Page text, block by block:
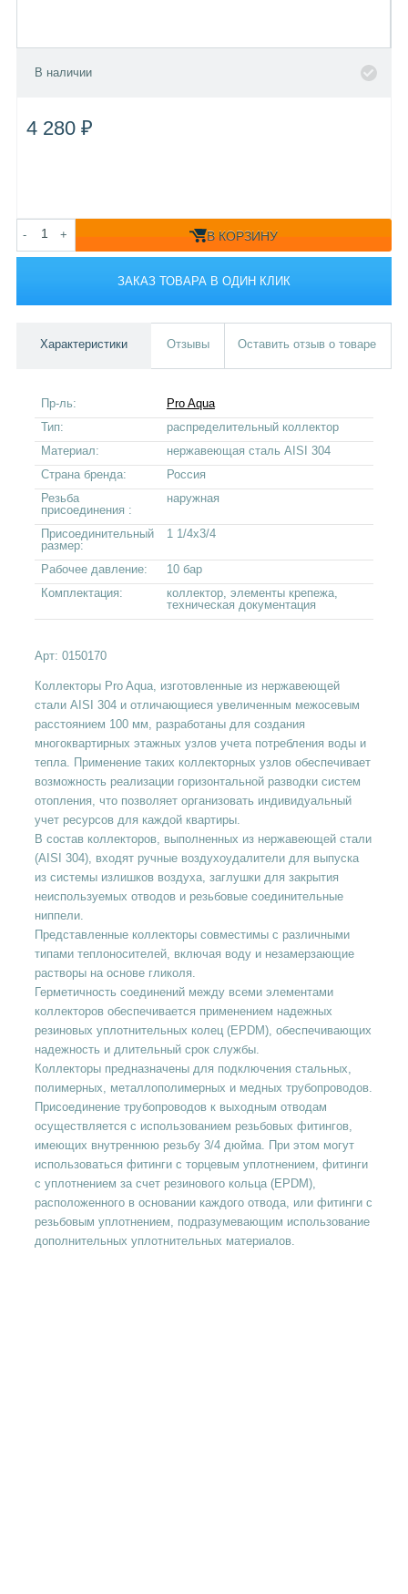
В наличии
4 280 ₽
- + В КОРЗИНУ
ЗАКАЗ ТОВАРА В ОДИН КЛИК
Характеристики Отзывы Оставить отзыв о товаре
Пр-ль:
Pro Aqua
Тип:
распределительный коллектор
Материал:
нержавеющая сталь AISI 304
Страна бренда:
Россия
Резьба
присоединения :
наружная
Присоединительный
размер:
1 1/4x3/4
Рабочее давление:
10 бар
Комплектация:
коллектор, элементы крепежа,
техническая документация
Арт: 0150170
Коллекторы Pro Aqua, изготовленные из нержавеющей
стали AISI 304 и отличающиеся увеличенным межосевым
расстоянием 100 мм, разработаны для создания
многоквартирных этажных узлов учета потребления воды и
тепла. Применение таких коллекторных узлов обеспечивает
возможность реализации горизонтальной разводки систем
отопления, что позволяет организовать индивидуальный
учет ресурсов для каждой квартиры.
В состав коллекторов, выполненных из нержавеющей стали
(AISI 304), входят ручные воздухоудалители для выпуска
из системы излишков воздуха, заглушки для закрытия
неиспользуемых отводов и резьбовые соединительные
ниппели.
Представленные коллекторы совместимы с различными
типами теплоносителей, включая воду и незамерзающие
растворы на основе гликоля.
Герметичность соединений между всеми элементами
коллекторов обеспечивается применением надежных
резиновых уплотнительных колец (EPDM), обеспечивающих
надежность и длительный срок службы.
Коллекторы предназначены для подключения стальных,
полимерных, металлополимерных и медных трубопроводов.
Присоединение трубопроводов к выходным отводам
осуществляется с использованием резьбовых фитингов,
имеющих внутреннюю резьбу 3/4 дюйма. При этом могут
использоваться фитинги с торцевым уплотнением, фитинги
с уплотнением за счет резинового кольца (EPDM),
расположенного в основании каждого отвода, или фитинги с
резьбовым уплотнением, подразумевающим использование
дополнительных уплотнительных материалов.